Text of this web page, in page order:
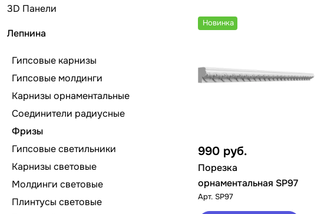
Новинка
990 руб.
Порезка
орнаментальная SP97
Арт. SP97
3D Панели
Лепнина
Гипсовые карнизы
Гипсовые молдинги
Карнизы орнаментальные
Соединители радиусные
Фризы
Гипсовые светильники
Карнизы световые
Молдинги световые
Плинтусы световые